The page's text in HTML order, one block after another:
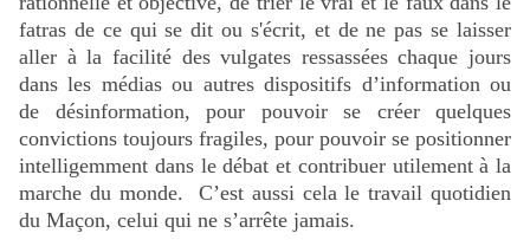
fatras de ce qui se dit ou s'écrit, et de ne pas se laisser
aller à la facilité des vulgates ressassées chaque jours
dans les médias ou autres dispositifs d’information ou
de désinformation, pour pouvoir se créer quelques
convictions toujours fragiles, pour pouvoir se positionner
intelligemment dans le débat et contribuer utilement à la
marche du monde. C’est aussi cela le travail quotidien
du Maçon, celui qui ne s’arrête jamais.